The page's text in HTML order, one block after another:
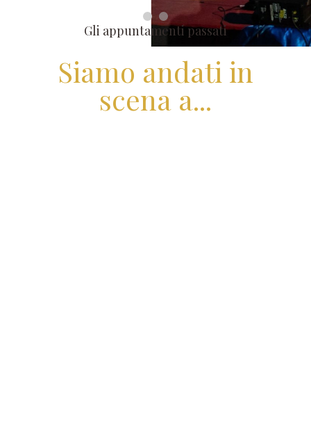
1 2
Gli appuntamenti passati
Siamo andati in
scena a...